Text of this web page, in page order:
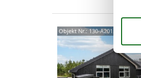
Objekt Nr.:130-A20150